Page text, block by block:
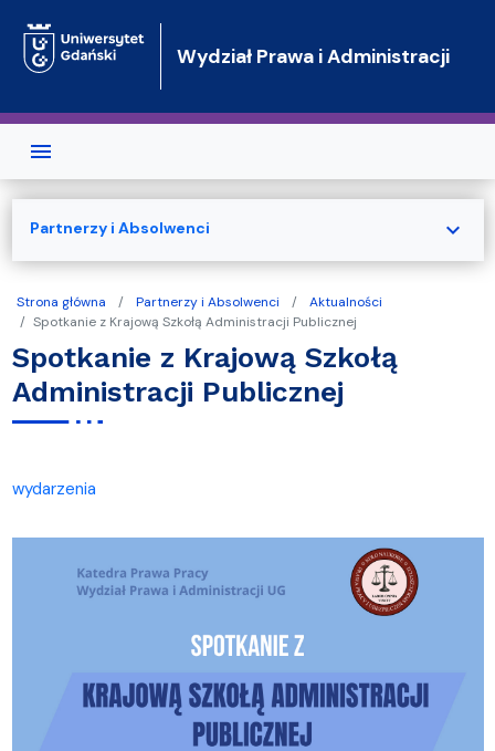
Wydział Prawa i Administracji
Strona główna Partnerzy i Absolwenci
Aktualności
Spotkanie z Krajową Szkołą Administracji Publicznej
Spotkanie z Krajową Szkołą
Administracji Publicznej
wydarzenia
Partnerzy i Absolwenci expand_more